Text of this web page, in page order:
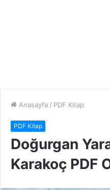
Anasayfa / PDF Kitap
PDF Kitap
Doğurgan
Karakoç PDF